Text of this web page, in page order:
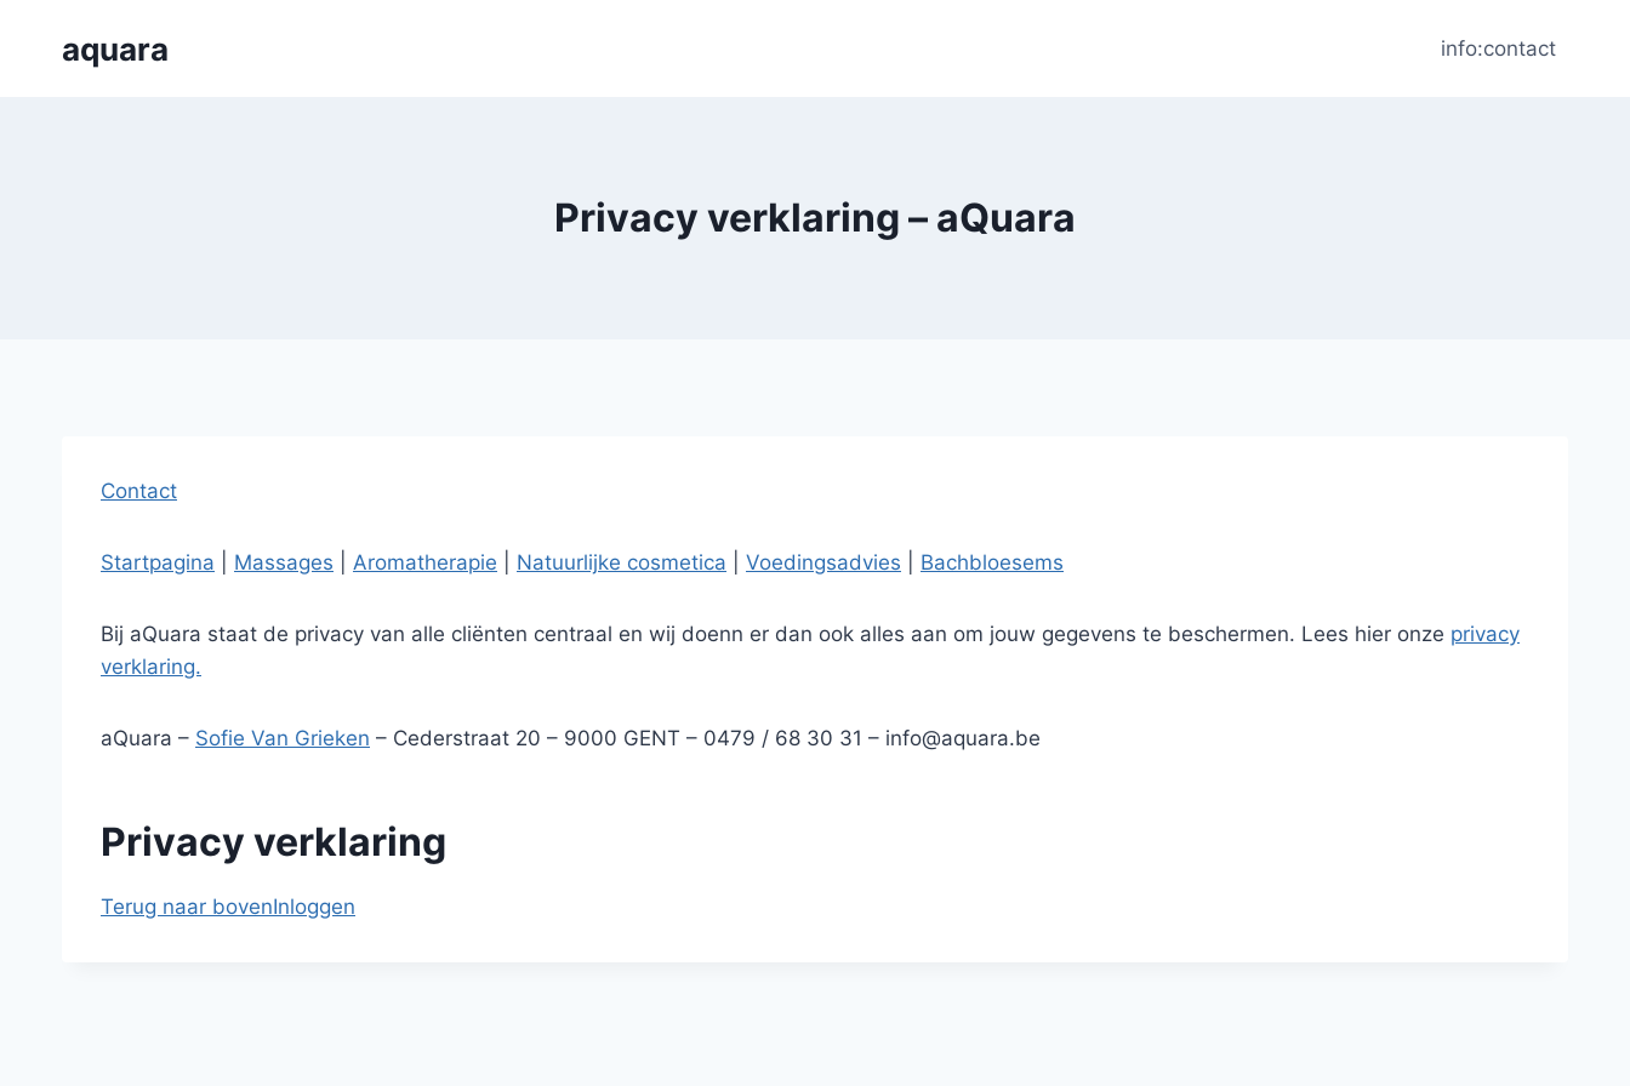
aquara info:contact
Privacy verklaring – aQuara
Contact
Startpagina Massages Aromatherapie Natuurlijke cosmetica Voedingsadvies Bachbloesems
Bij aQuara staat de privacy van alle cliënten centraal en wij doenn er dan ook alles aan om jouw gegevens te beschermen. Lees hier onze privacy
verklaring.
aQuara – Sofie Van Grieken – Cederstraat 20 – 9000 GENT – 0479 / 68 30 31 – info@aquara.be
Privacy verklaring
Terug naar bovenInloggen